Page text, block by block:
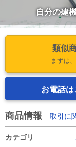
自分の建
類似
まずは
お電話
商品情報 取引に
カテゴリ